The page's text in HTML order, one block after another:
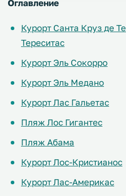
Оглавление
Курорт Санта Круз де
Тереситас
Курорт Эль Сокорро
Курорт Эль Медано
Курорт Лас Гальетас
Пляж Лос Гигантес
Пляж Абама
Курорт Лос-Кристианос
Курорт Лас-Америкас